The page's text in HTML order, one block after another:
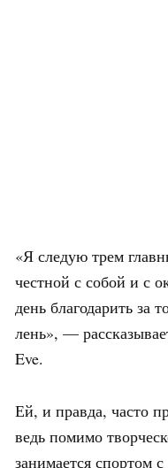
«Я следую трем
честной с собой и
день благодарить за
лень», —
Eve.
Ей, и правда, часто
ведь помимо
занимается спортом